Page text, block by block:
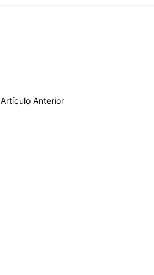
Artículo Anterior